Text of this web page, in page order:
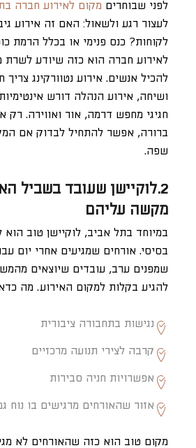
לפני שבוחרים מקום לאירוע חברה
לעצור רגע ולשאול: האם זה אירוע
לקוחות? כנס פנימי או בכלל הרמת
לאירוע חברה הוא כזה שיודע
להכיל אנשים. אירוע נטוורקינג
ושיחה, אירוע הנהלה דורש
חגיגי מחפש דרמה, אור ואווירה. רק
ברורה, אפשר להתחיל לבדוק אם
שפה.
2.לוקיישן שעובד בשביל
מקשה עליהם
במיוחד בתל אביב, לוקיישן טוב הוא
בסיסי. אורחים שמגיעים אחרי יום
שמפנים ערב, עובדים שיוצאים
להגיע בקלות למקום האירוע. מה
נגישות בתחבורה ציבורית
קרבה לצירי תנועה מרכזיים
אפשרויות חניה סבירות
אזור שהאורחים מרגישים בו נוח
מקום טוב הוא כזה שהאורחים לא